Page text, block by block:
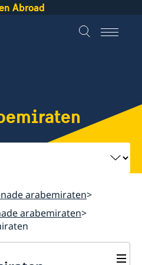
Abroad
arabemiraten
arabemiraten